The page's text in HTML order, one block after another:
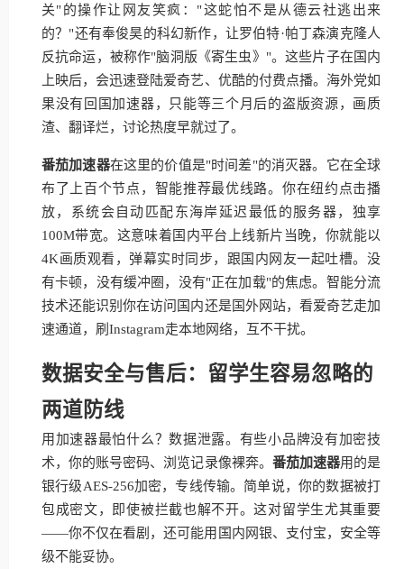
关"的操作让网友笑疯："这蛇怕不是从德云社逃出来
的？"还有奉俊昊的科幻新作，让罗伯特·帕丁森演克隆人
反抗命运，被称作"脑洞版《寄生虫》"。这些片子在国内
上映后，会迅速登陆爱奇艺、优酷的付费点播。海外党如
果没有回国加速器，只能等三个月后的盗版资源，画质
渣、翻译烂，讨论热度早就过了。
番茄加速器在这里的价值是"时间差"的消灭器。它在全球
布了上百个节点，智能推荐最优线路。你在纽约点击播
放，系统会自动匹配东海岸延迟最低的服务器，独享
100M带宽。这意味着国内平台上线新片当晚，你就能以
4K画质观看，弹幕实时同步，跟国内网友一起吐槽。没
有卡顿，没有缓冲圈，没有"正在加载"的焦虑。智能分流
技术还能识别你在访问国内还是国外网站，看爱奇艺走加
速通道，刷Instagram走本地网络，互不干扰。
数据安全与售后：留学生容易忽略的
两道防线
用加速器最怕什么？数据泄露。有些小品牌没有加密技
术，你的账号密码、浏览记录像裸奔。 番茄加速器用的是
银行级AES-256加密，专线传输。简单说，你的数据被打
包成密文，即使被拦截也解不开。这对留学生尤其重要
——你不仅在看剧，还可能用国内网银、支付宝，安全等
级不能妥协。